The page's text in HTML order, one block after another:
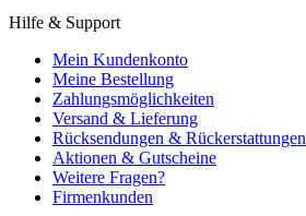
Hilfe & Support
Mein Kundenkonto
Meine Bestellung
Zahlungsmöglichkeiten
Versand & Lieferung
Rücksendungen & Rückerstattungen
Aktionen & Gutscheine
Weitere Fragen?
Firmenkunden